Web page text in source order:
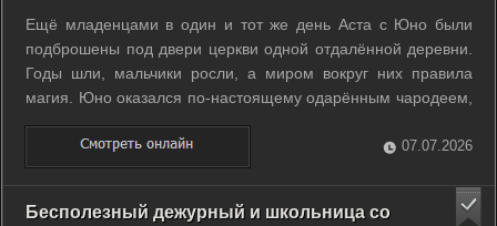
Ещё младенцами в один и тот же день Аста с Юно были
подброшены под двери церкви одной отдалённой деревни.
Годы шли, мальчики росли, а миром вокруг них правила
магия. Юно оказался по-настоящему одарённым чародеем,
а Аста не мог освоить и простейшее заклинание. На
пятнадцатый день рождения юноши получат свою
собственную книгу заклинаний - гримуар. ...
07.07.2026
Бесполезный дежурный и школьница со